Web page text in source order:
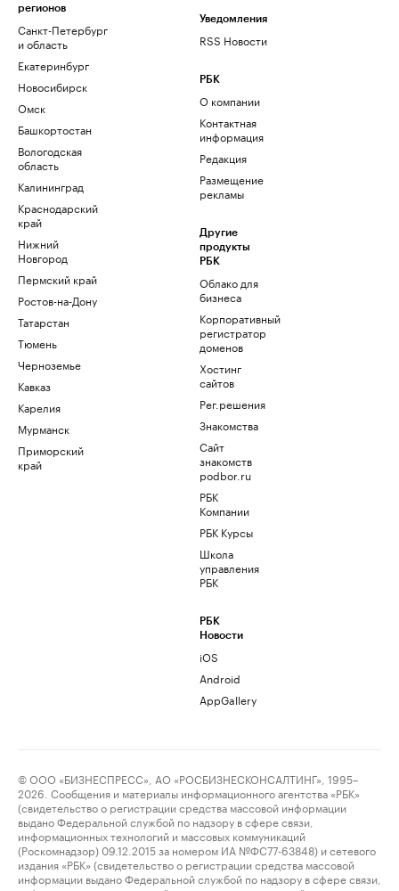
регионов
Санкт-Петербург
и область
Екатеринбург
Новосибирск
Омск
Башкортостан
Вологодская
область
Калининград
Краснодарский
край
Нижний
Новгород
Пермский край
Ростов-на-Дону
Татарстан
Тюмень
Черноземье
Кавказ
Карелия
Мурманск
Приморский
край
Уведомления
RSS Новости
РБК
О компании
Контактная
информация
Редакция
Размещение
рекламы
Другие
продукты
РБК
Облако для
бизнеса
Корпоративный
регистратор
доменов
Хостинг
сайтов
Рег.решения
Знакомства
Сайт
знакомств
podbor.ru
РБК
Компании
РБК Курсы
Школа
управления
РБК
РБК
Новости
iOS
Android
AppGallery
© ООО «БИЗНЕСПРЕСС», АО «РОСБИЗНЕСКОНСАЛТИНГ», 1995–
2026. Сообщения и материалы информационного агентства «РБК»
(свидетельство о регистрации средства массовой информации
выдано Федеральной службой по надзору в сфере связи,
информационных технологий и массовых коммуникаций
(Роскомнадзор) 09.12.2015 за номером ИА №ФС77-63848) и сетевого
издания «РБК» (свидетельство о регистрации средства массовой
информации выдано Федеральной службой по надзору в сфере связи,